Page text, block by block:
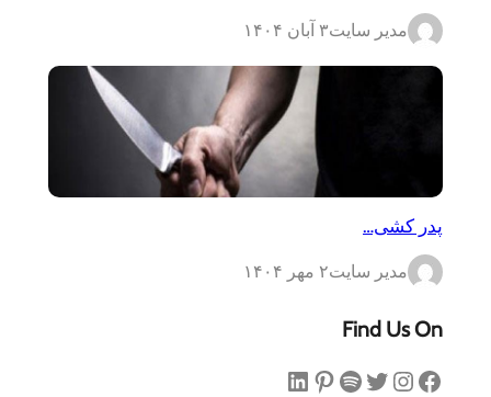
مدیر سایت۳ آبان ۱۴۰۴
پدر کشی…
مدیر سایت۲ مهر ۱۴۰۴
Find Us On
فیس‌بوک اینستاگرم توییتر اسپاتیفای پینترست لینکداین